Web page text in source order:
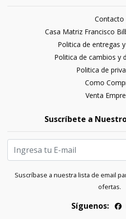
Contacto
Casa Matriz Francisco
Politica de entregas
Politica de cambios y
Politica de
Como
Venta
Suscríbete a
Suscríbase a nuestra lista de email
ofertas.
Síguenos: